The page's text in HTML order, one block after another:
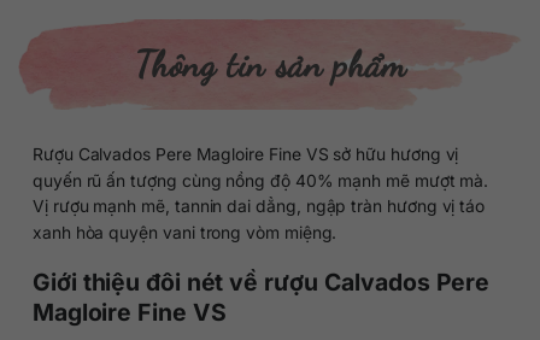
Thông tin sản phẩm
Rượu Calvados Pere Magloire Fine VS sở hữu hương vị
quyến rũ ấn tượng cùng nồng độ 40% mạnh mẽ mượt mà.
Vị rượu mạnh mẽ, tannin dai dẳng, ngập tràn hương vị táo
xanh hòa quyện vani trong vòm miệng.
Giới thiệu đôi nét về rượu Calvados Pere
Magloire Fine VS